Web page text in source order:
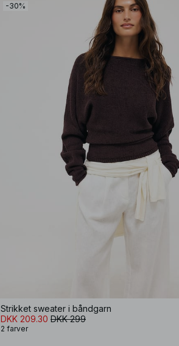
-30%
Strikket sweater i båndgarn
DKK 209.30 DKK 299
2 farver